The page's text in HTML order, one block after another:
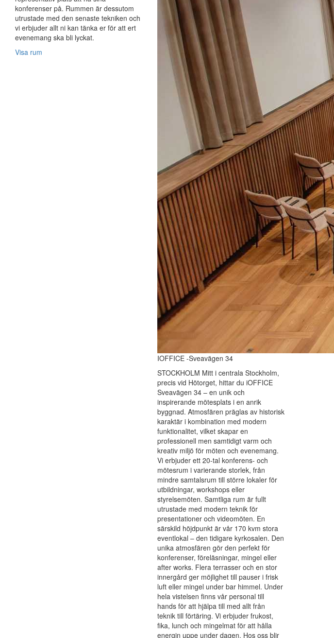
konferenser på. Rummen är dessutom
utrustade med den senaste tekniken och
vi erbjuder allt ni kan tänka er för att ert
evenemang ska bli lyckat.
Visa rum
IOFFICE -Sveavägen 34
STOCKHOLM Mitt i centrala Stockholm,
precis vid Hötorget, hittar du iOFFICE
Sveavägen 34 – en unik och
inspirerande mötesplats i en anrik
byggnad. Atmosfären präglas av historisk
karaktär i kombination med modern
funktionalitet, vilket skapar en
professionell men samtidigt varm och
kreativ miljö för möten och evenemang.
Vi erbjuder ett 20-tal konferens- och
mötesrum i varierande storlek, från
mindre samtalsrum till större lokaler för
utbildningar, workshops eller
styrelsemöten. Samtliga rum är fullt
utrustade med modern teknik för
presentationer och videomöten. En
särskild höjdpunkt är vår 170 kvm stora
eventlokal – den tidigare kyrkosalen. Den
unika atmosfären gör den perfekt för
konferenser, föreläsningar, mingel eller
after works. Flera terrasser och en stor
innergård ger möjlighet till pauser i frisk
luft eller mingel under bar himmel. Under
hela vistelsen finns vår personal till
hands för att hjälpa till med allt från
teknik till förtäring. Vi erbjuder frukost,
fika, lunch och mingelmat för att hålla
energin uppe under dagen. Hos oss blir